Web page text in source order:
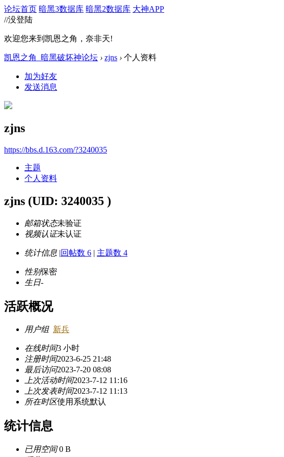
论坛首页 暗黑3数据库 暗黑2数据库 大神APP
//没登陆
欢迎您来到凯恩之角，奈非天!
凯恩之角_暗黑破坏神论坛 › zjns › 个人资料
加为好友
发送消息
zjns
https://bbs.d.163.com/?3240035
主题
个人资料
zjns (UID: 3240035 )
邮箱状态未验证
视频认证未认证
统计信息 |回帖数 6 | 主题数 4
性别保密
生日-
活跃概况
用户组 新兵
在线时间3 小时
注册时间2023-6-25 21:48
最后访问2023-7-20 08:08
上次活动时间2023-7-12 11:16
上次发表时间2023-7-12 11:13
所在时区使用系统默认
统计信息
已用空间0 B